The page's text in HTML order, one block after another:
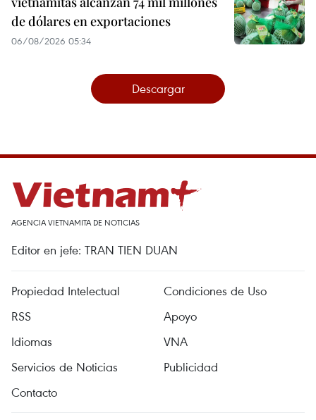
de dólares en exportaciones
06/08/2026 05:34
Descargar
AGENCIA VIETNAMITA DE NOTICIAS
Editor en jefe: TRAN TIEN DUAN
Propiedad Intelectual
Condiciones de Uso
RSS
Apoyo
Idiomas
VNA
Servicios de Noticias
Publicidad
Contacto